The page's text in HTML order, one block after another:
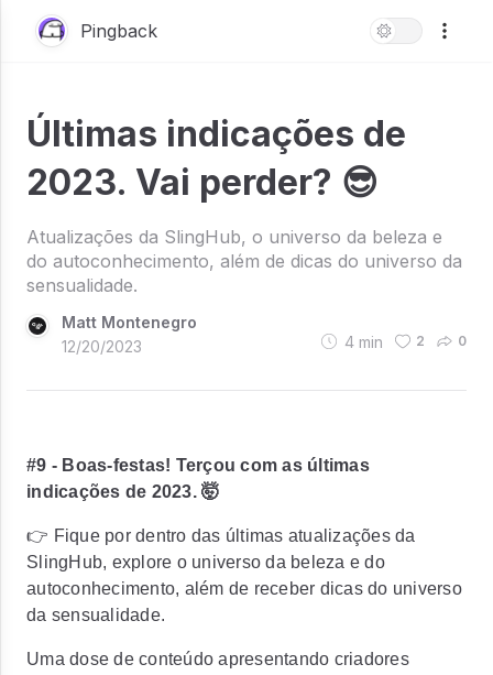
Pingback
Últimas indicações de
2023. Vai perder? 😎
Atualizações da SlingHub, o universo da beleza e
do autoconhecimento, além de dicas do universo da
sensualidade.
Matt Montenegro
12/20/2023
4 min 2 0
#9 - Boas-festas! Terçou com as últimas
indicações de 2023. 🤯
👉 Fique por dentro das últimas atualizações da
SlingHub, explore o universo da beleza e do
autoconhecimento, além de receber dicas do universo
da sensualidade.
Uma dose de conteúdo apresentando criadores